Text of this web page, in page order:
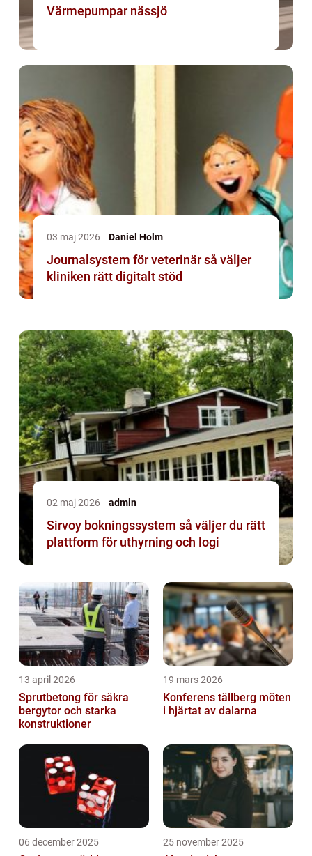
Värmepumpar nässjö
03 maj 2026 Daniel Holm
Journalsystem för veterinär så väljer
kliniken rätt digitalt stöd
02 maj 2026 admin
Sirvoy bokningssystem så väljer du rätt
plattform för uthyrning och logi
13 april 2026
Sprutbetong för säkra
bergytor och starka
konstruktioner
19 mars 2026
Konferens tällberg möten
i hjärtat av dalarna
06 december 2025 25 november 2025